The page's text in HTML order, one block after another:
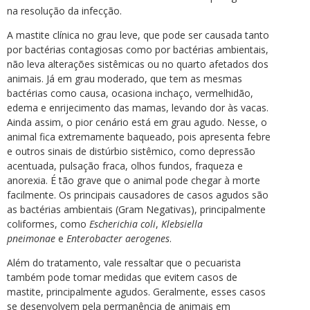
na resolução da infecção.
A mastite clínica no grau leve, que pode ser causada tanto
por bactérias contagiosas como por bactérias ambientais,
não leva alterações sistêmicas ou no quarto afetados dos
animais. Já em grau moderado, que tem as mesmas
bactérias como causa, ocasiona inchaço, vermelhidão,
edema e enrijecimento das mamas, levando dor às vacas.
Ainda assim, o pior cenário está em grau agudo. Nesse, o
animal fica extremamente baqueado, pois apresenta febre
e outros sinais de distúrbio sistêmico, como depressão
acentuada, pulsação fraca, olhos fundos, fraqueza e
anorexia. É tão grave que o animal pode chegar à morte
facilmente. Os principais causadores de casos agudos são
as bactérias ambientais (Gram Negativas), principalmente
coliformes, como Escherichia coli, Klebsiella
pneimonae e Enterobacter aerogenes.
Além do tratamento, vale ressaltar que o pecuarista
também pode tomar medidas que evitem casos de
mastite, principalmente agudos. Geralmente, esses casos
se desenvolvem pela permanência de animais em